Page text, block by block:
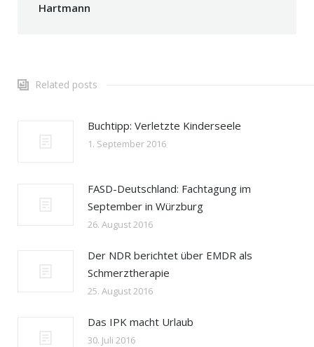
Hartmann
Related posts
Buchtipp: Verletzte Kinderseele
1. September 2016
FASD-Deutschland: Fachtagung im
September in Würzburg
26. August 2016
Der NDR berichtet über EMDR als
Schmerztherapie
25. August 2016
Das IPK macht Urlaub
30. Juli 2016